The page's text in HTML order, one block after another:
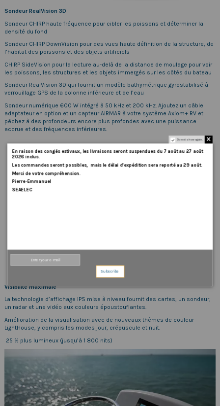
Sondeur RealVision 3D
Sondeur CHIRP haute fréquence pour cibler les poissons et déterminer la
densité du fond
Sondeur CHIRP DownVision pour des vues haute définition de la structure, de
l’habitat des poissons et des objets artificiels
CHIRP SideVision pour la lecture au-delà de la distance de moulage pour voir
les poissons, les structures et les objets immergés sur les côtés du bateau
Sondeur RealVision 3D qui fournit un modèle bathymétrique gyrostabilisé à
verrouillage GPS de la colonne inférieure et de l’eau
Sondeur numérique 600 W intégré à 50 kHz et 200 kHz. Ajoutez un câble
adaptateur en option et un capteur AIRMAR à votre système Axiom+ RV et
pêchez à des profondeurs encore plus profondes avec une puissance
accrue et des fréquences inférieures.
Visibilité maximale
La technologie d’affichage IPS mise à niveau fournit des cartes, un sondeur,
un radar et une vidéo aux couleurs époustouflantes.
Amélioration de la visualisation avec de nouveaux thèmes de couleur
LightHouse, y compris les modes jour, crépuscule et nuit.
25 % plus lumineux (jusqu’à 1 800 nits)
Do not show again.
En raison des congés estivaux, les livraisons seront suspendues du 7 août au 27 août
2026 inclus.
Les commandes seront possibles, mais le délai d’expédition sera reporté au 29 août.
Merci de votre compréhension.
Pierre-Emmanuel
SEAELEC
Subscribe